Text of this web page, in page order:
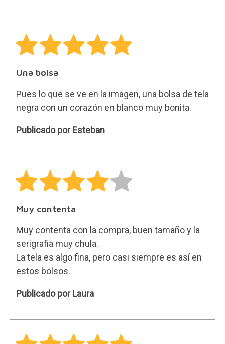
Una bolsa
Pues lo que se ve en la imagen, una bolsa de tela
negra con un corazón en blanco muy bonita.
Esteban
Publicado por Esteban
Muy contenta
Muy contenta con la compra, buen tamaño y la
serigrafia muy chula.
La tela es algo fina, pero casi siempre es así en
estos bolsos.
Laura
Publicado por Laura